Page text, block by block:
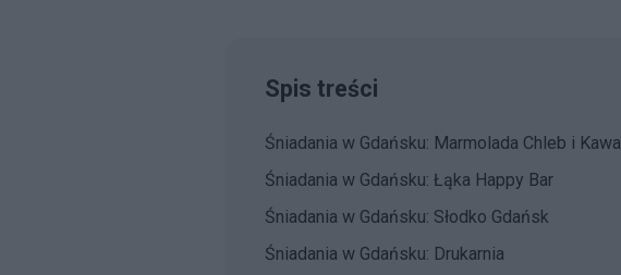
Spis treści
Śniadania w Gdańsku: Marmolada Chleb i Kawa
Śniadania w Gdańsku: Łąka Happy Bar
Śniadania w Gdańsku: Słodko Gdańsk
Śniadania w Gdańsku: Drukarnia